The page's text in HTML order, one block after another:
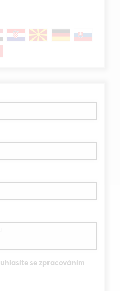
se zpracováním